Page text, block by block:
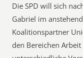
Die SPD will sich
Gabriel im
Koalitionspartner
den Bereichen